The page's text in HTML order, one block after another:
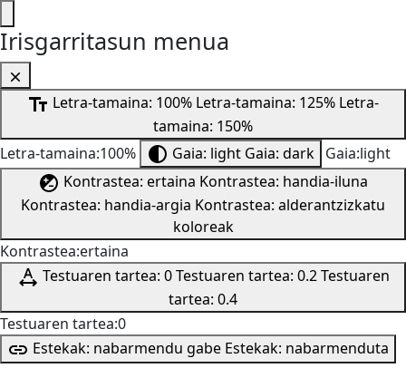
Irisgarritasun menua
Letra-tamaina: 100% Letra-tamaina: 125% Letra-
tamaina: 150%
Letra-tamaina:100%
Gaia: light Gaia: dark Gaia:light
Kontrastea: ertaina Kontrastea: handia-iluna
Kontrastea: handia-argia Kontrastea: alderantzizkatu
koloreak
Kontrastea:ertaina
Testuaren tartea: 0 Testuaren tartea: 0.2 Testuaren
tartea: 0.4
Testuaren tartea:0
Estekak: nabarmendu gabe Estekak: nabarmenduta